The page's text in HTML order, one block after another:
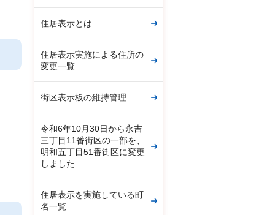
住居表示とは
住居表示実施による住所の
変更一覧
街区表示板の維持管理
令和6年10月30日から永吉
三丁目11番街区の一部を、
明和五丁目51番街区に変更
しました
住居表示を実施している町
名一覧